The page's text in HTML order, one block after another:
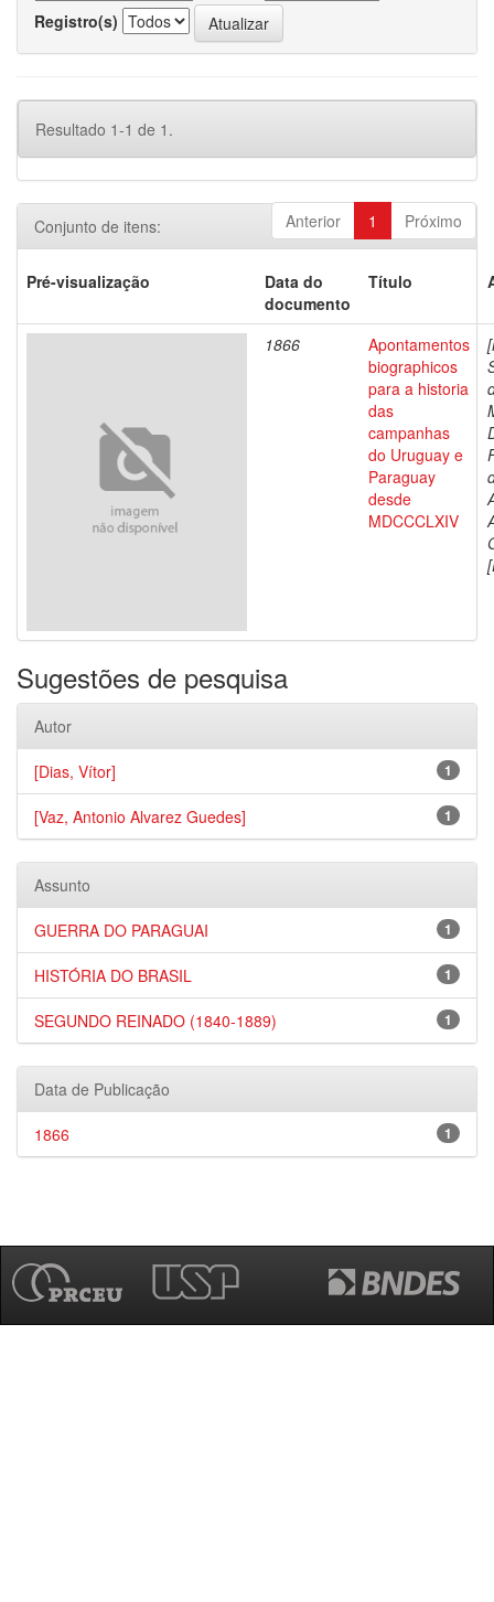
Registro(s)
Resultado 1-1 de 1.
Anterior 1 Próximo
Conjunto de itens:
Pré-visualização
Data do
documento
Título
1866
Apontamentos
biographicos
para a historia
das
campanhas
do Uruguay e
Paraguay
desde
MDCCCLXIV
Sugestões de pesquisa
Autor
1
[Dias, Vítor]
1
[Vaz, Antonio Alvarez Guedes]
Assunto
1
GUERRA DO PARAGUAI
1
HISTÓRIA DO BRASIL
1
SEGUNDO REINADO (1840-1889)
Data de Publicação
1
1866